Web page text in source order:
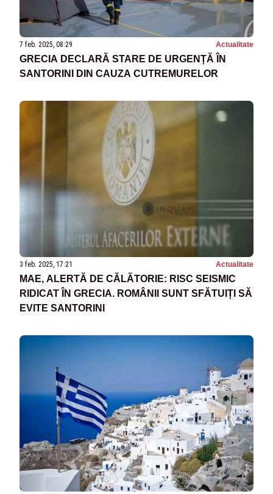
7 feb. 2025, 08:29 Actualitate
GRECIA DECLARĂ STARE DE URGENȚĂ ÎN
SANTORINI DIN CAUZA CUTREMURELOR
3 feb. 2025, 17:21 Actualitate
MAE, ALERTĂ DE CĂLĂTORIE: RISC SEISMIC
RIDICAT ÎN GRECIA. ROMÂNII SUNT SFĂTUIȚI SĂ
EVITE SANTORINI